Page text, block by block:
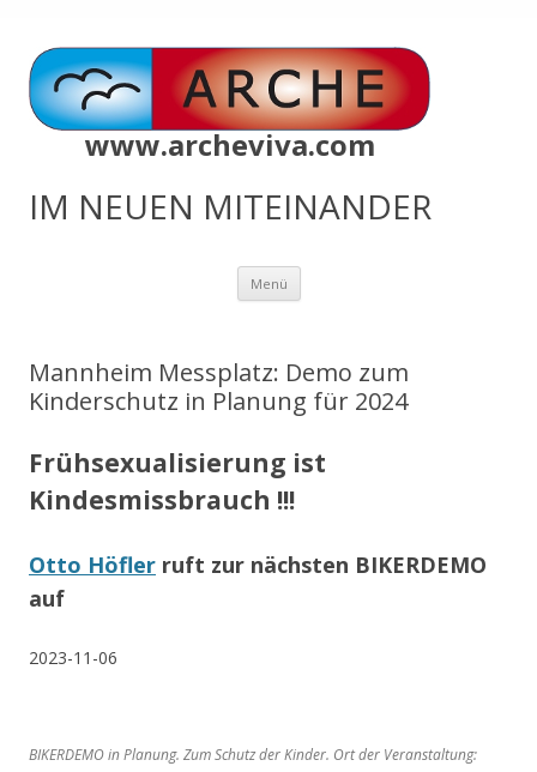
www.archeviva.com
IM NEUEN MITEINANDER
Menü Zum
springen
Mannheim Messplatz: Demo zum
Kinderschutz in Planung für 2024
Frühsexualisierung ist
Kindesmissbrauch !!!
Otto Höfler ruft zur nächsten BIKERDEMO
auf
2023-11-06
BIKERDEMO in Planung. Zum Schutz der Kinder. Ort der Veranstaltung: